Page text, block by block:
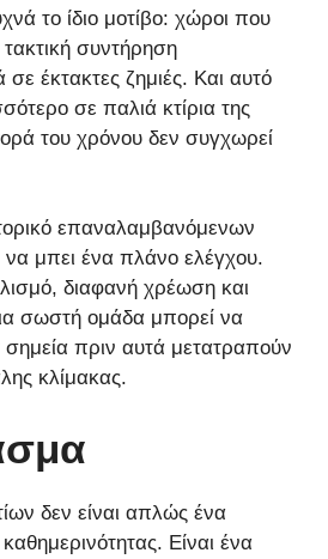
το ίδιο μοτίβο: χώροι που
συντήρηση
έκτακτες ζημιές. Και αυτό
σε παλιά κτίρια της
του χρόνου δεν συγχωρεί
επαναλαμβανόμενων
να μπει ένα πλάνο ελέγχου.
διαφανή χρέωση και
σωστή ομάδα μπορεί να
σημεία πριν αυτά μετατραπούν
κλίμακας.
δεν είναι απλώς ένα
Είναι ένα